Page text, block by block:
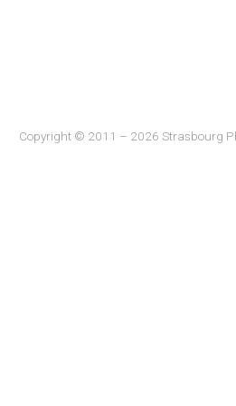
Copyright © 2011 – 2026 Strasbourg